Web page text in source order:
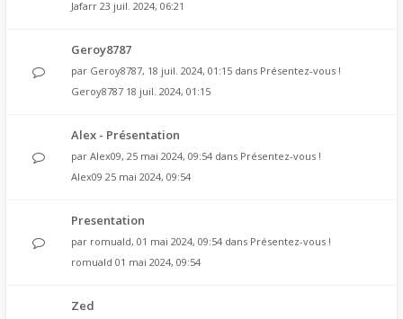
Jafarr 23 juil. 2024, 06:21
Geroy8787
par Geroy8787, 18 juil. 2024, 01:15 dans Présentez-vous !
Geroy8787 18 juil. 2024, 01:15
Alex - Présentation
par Alex09, 25 mai 2024, 09:54 dans Présentez-vous !
Alex09 25 mai 2024, 09:54
Presentation
par romuald, 01 mai 2024, 09:54 dans Présentez-vous !
romuald 01 mai 2024, 09:54
Zed